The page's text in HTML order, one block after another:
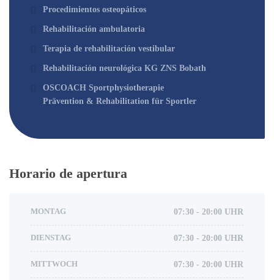
Procedimientos osteopáticos
Rehabilitación ambulatoria
Terapia de rehabilitación vestibular
Rehabilitación neurológica KG ZNS Bobath
OSCOACH Sportphysiotherapie
Prävention & Rehabilitation für Sportler
Horario de apertura
MONTAG 07:30 - 20:00 UHR
DIENSTAG 07:30 - 20:00 UHR
MITTWOCH 07:30 - 20:00 UHR